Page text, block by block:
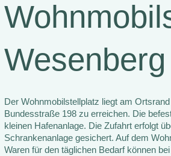
Wesenberg
Der Wohnmobilstellplatz liegt am
Bundesstraße 198 zu erreichen. Die
kleinen Hafenanlage. Die Zufahrt erfolgt
Schrankenanlage gesichert. Auf dem
Waren für den täglichen Bedarf können